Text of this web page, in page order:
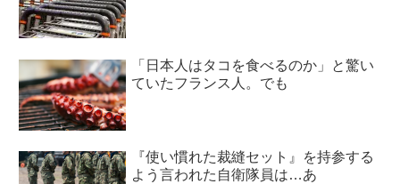
「日本人はタコを食べるのか」と驚い
ていたフランス人。でも
『使い慣れた裁縫セット』を持参する
よう言われた自衛隊員は…あ